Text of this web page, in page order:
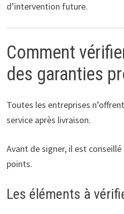
d’intervention future.
Comment
des garanties
Toutes les entreprises
service après livraison.
Avant de signer, il est
points.
Les éléments à